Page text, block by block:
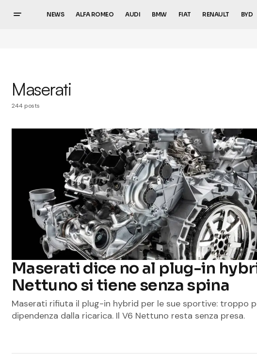
NEWS ALFA ROMEO AUDI BMW FIAT RENAULT BYD
Maserati
244 posts
Maserati dice no al plug-in
Nettuno si tiene senza spina
Maserati rifiuta il plug-in hybrid per le sue sportive: troppo
dipendenza dalla ricarica. Il V6 Nettuno resta senza presa.